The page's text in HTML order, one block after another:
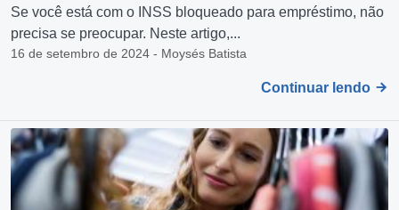
Se você está com o INSS bloqueado para empréstimo, não
precisa se preocupar. Neste artigo,...
16 de setembro de 2024 - Moysés Batista
Continuar lendo